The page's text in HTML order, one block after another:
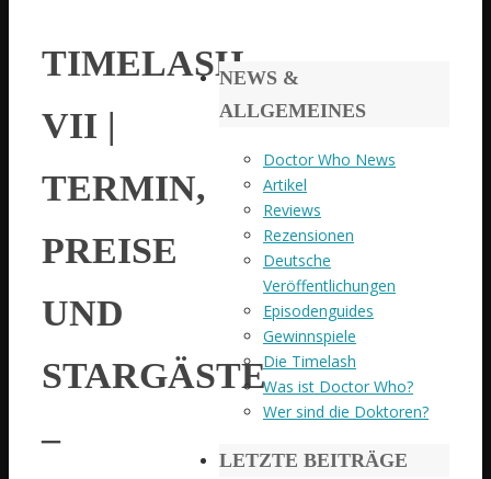
TIMELASH
VII |
TERMIN,
PREISE
UND
STARGÄSTE
–
NEWS &
ALLGEMEINES
Doctor Who News
Artikel
Reviews
Rezensionen
Deutsche
Veröffentlichungen
Episodenguides
Gewinnspiele
Die Timelash
Was ist Doctor Who?
Wer sind die Doktoren?
LETZTE BEITRÄGE